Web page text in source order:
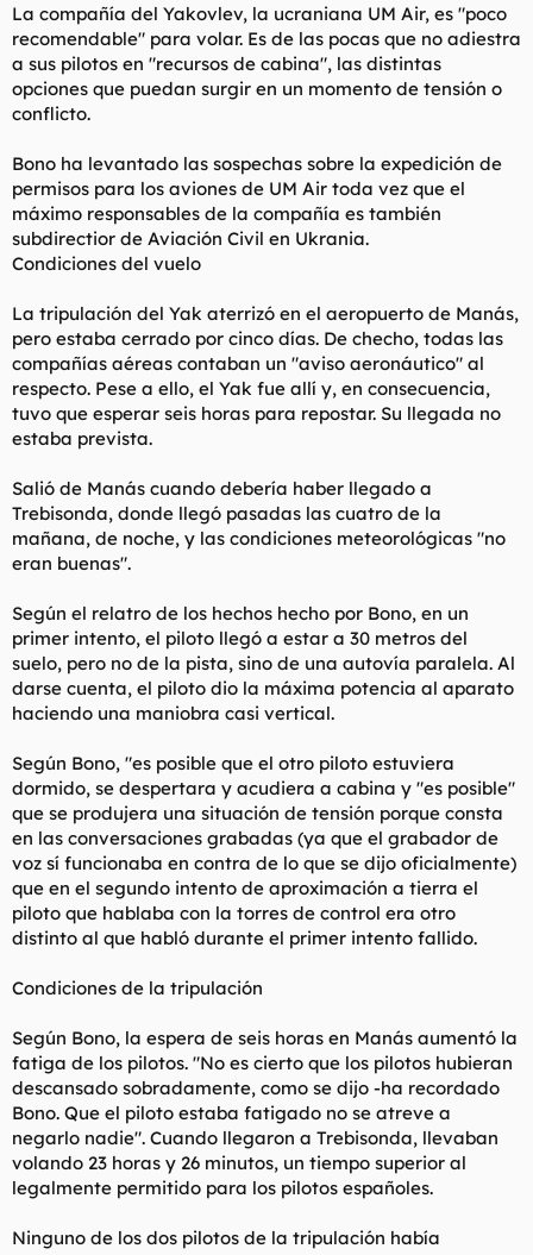
La compañía del Yakovlev, la ucraniana UM Air, es "poco
recomendable" para volar. Es de las pocas que no adiestra
a sus pilotos en "recursos de cabina", las distintas
opciones que puedan surgir en un momento de tensión o
conflicto.
Bono ha levantado las sospechas sobre la expedición de
permisos para los aviones de UM Air toda vez que el
máximo responsables de la compañía es también
subdirectior de Aviación Civil en Ukrania.
Condiciones del vuelo
La tripulación del Yak aterrizó en el aeropuerto de Manás,
pero estaba cerrado por cinco días. De checho, todas las
compañías aéreas contaban un "aviso aeronáutico" al
respecto. Pese a ello, el Yak fue allí y, en consecuencia,
tuvo que esperar seis horas para repostar. Su llegada no
estaba prevista.
Salió de Manás cuando debería haber llegado a
Trebisonda, donde llegó pasadas las cuatro de la
mañana, de noche, y las condiciones meteorológicas "no
eran buenas".
Según el relatro de los hechos hecho por Bono, en un
primer intento, el piloto llegó a estar a 30 metros del
suelo, pero no de la pista, sino de una autovía paralela. Al
darse cuenta, el piloto dio la máxima potencia al aparato
haciendo una maniobra casi vertical.
Según Bono, "es posible que el otro piloto estuviera
dormido, se despertara y acudiera a cabina y "es posible"
que se produjera una situación de tensión porque consta
en las conversaciones grabadas (ya que el grabador de
voz sí funcionaba en contra de lo que se dijo oficialmente)
que en el segundo intento de aproximación a tierra el
piloto que hablaba con la torres de control era otro
distinto al que habló durante el primer intento fallido.
Condiciones de la tripulación
Según Bono, la espera de seis horas en Manás aumentó la
fatiga de los pilotos. "No es cierto que los pilotos hubieran
descansado sobradamente, como se dijo -ha recordado
Bono. Que el piloto estaba fatigado no se atreve a
negarlo nadie". Cuando llegaron a Trebisonda, llevaban
volando 23 horas y 26 minutos, un tiempo superior al
legalmente permitido para los pilotos españoles.
Ninguno de los dos pilotos de la tripulación había